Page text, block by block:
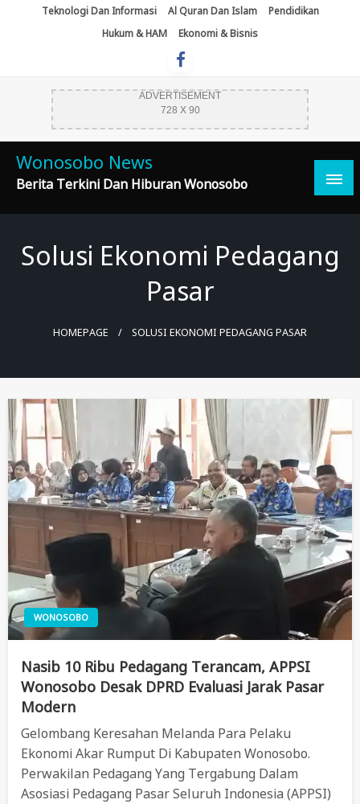
Teknologi Dan Informasi Al Quran Dan Islam
Pendidikan
Hukum & HAM
Ekonomi & Bisnis
ADVERTISEMENT
728 X 90
Wonosobo News
Berita Terkini Dan Hiburan Wonosobo
Solusi Ekonomi Pedagang
Pasar
HOMEPAGE SOLUSI EKONOMI PEDAGANG PASAR
WONOSOBO
Nasib 10 Ribu Pedagang Terancam, APPSI
Wonosobo Desak DPRD Evaluasi Jarak Pasar
Modern
Gelombang Keresahan Melanda Para Pelaku
Ekonomi Akar Rumput Di Kabupaten Wonosobo.
Perwakilan Pedagang Yang Tergabung Dalam
Asosiasi Pedagang Pasar Seluruh Indonesia (APPSI)